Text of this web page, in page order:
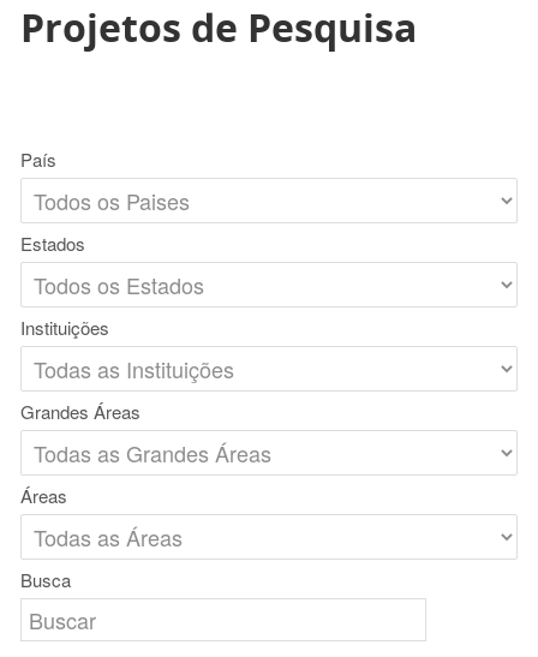
Projetos de Pesquisa
País
Estados
Instituições
Grandes Áreas
Áreas
Busca